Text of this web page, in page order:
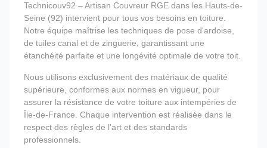
Technicouv92 – Artisan Couvreur RGE dans les Hauts-de-
Seine (92) intervient pour tous vos besoins en toiture.
Notre équipe maîtrise les techniques de pose d'ardoise,
de tuiles canal et de zinguerie, garantissant une
étanchéité parfaite et une longévité optimale de votre toit.
Nous utilisons exclusivement des matériaux de qualité
supérieure, conformes aux normes en vigueur, pour
assurer la résistance de votre toiture aux intempéries de
Île-de-France. Chaque intervention est réalisée dans le
respect des règles de l'art et des standards
professionnels.